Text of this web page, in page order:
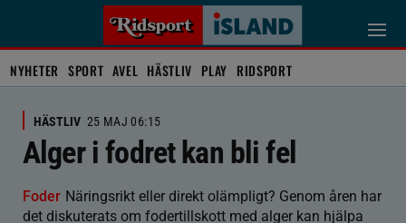
NYHETER SPORT AVEL HÄSTLIV PLAY RIDSPORT
HÄSTLIV 25 MAJ 06:15
Alger i fodret kan bli fel
Foder Näringsrikt eller direkt olämpligt? Genom åren har
det diskuterats om fodertillskott med alger kan hjälpa